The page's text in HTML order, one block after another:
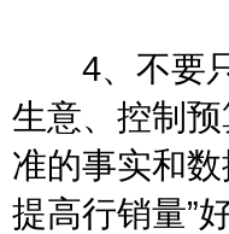
4、不要只
生意、控制
准的事实和
提高行销量